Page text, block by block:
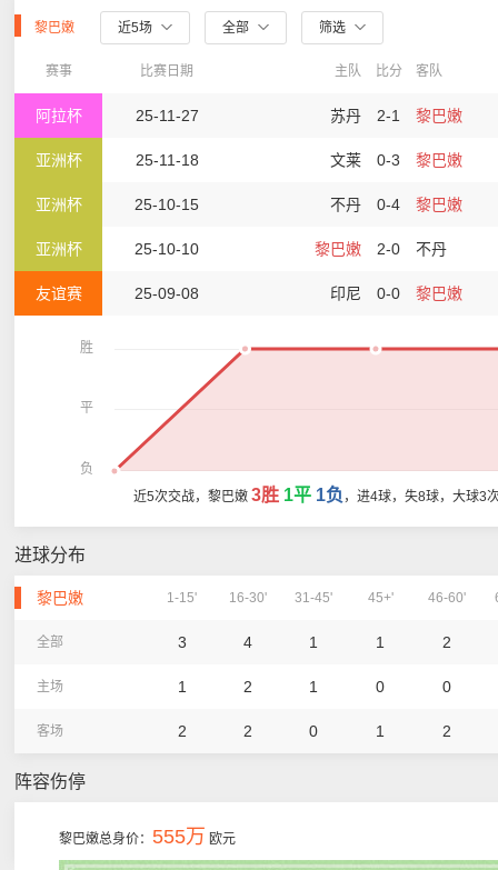
黎巴嫩 近5场 全部 筛选
赛事 比赛日期 主队 比分 客队
阿拉杯 25-11-27 苏丹 2-1 黎巴嫩
亚洲杯 25-11-18 文莱 0-3 黎巴嫩
亚洲杯 25-10-15 不丹 0-4 黎巴嫩
亚洲杯 25-10-10 黎巴嫩 2-0 不丹
友谊赛 25-09-08 印尼 0-0 黎巴嫩
胜
平
负
近5次交战，黎巴嫩 3胜 1平 1负 ，进4球，失8球，大球3
进球分布
黎巴嫩 1-15' 16-30' 31-45' 45+' 46-60'
全部 3 4 1 1 2
主场 1 2 1 0 0
客场 2 2 0 1 2
阵容伤停
黎巴嫩总身价： 555万 欧元